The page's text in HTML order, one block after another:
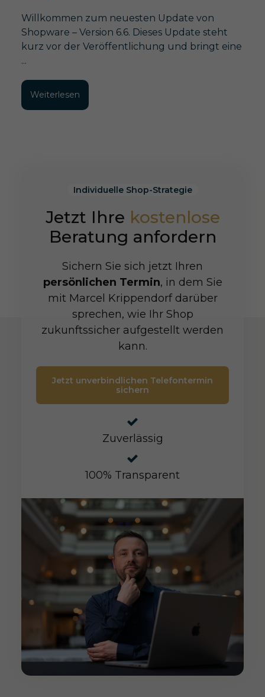
Willkommen zum neuesten Update von
Shopware – Version 6.6. Dieses Update steht
kurz vor der Veröffentlichung und bringt eine
...
Weiterlesen
Individuelle Shop-Strategie
Jetzt Ihre kostenlose
Beratung anfordern
Sichern Sie sich jetzt Ihren
persönlichen Termin, in dem Sie
mit Marcel Krippendorf darüber
sprechen, wie Ihr Shop
zukunftssicher aufgestellt werden
kann.
Jetzt unverbindlichen Telefontermin
sichern
Zuverlässig
100% Transparent